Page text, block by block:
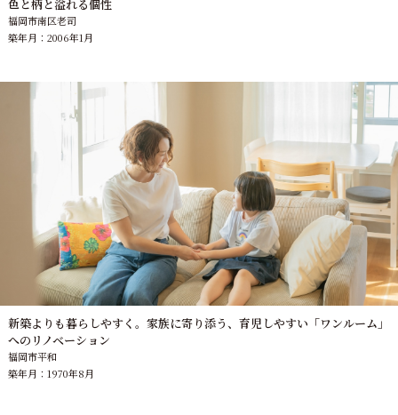
色と柄と溢れる個性
福岡市南区老司
築年月：2006年1月
新築よりも暮らしやすく。家族に寄り添う、育児しやすい「ワンルーム」
へのリノベーション
福岡市平和
築年月：1970年8月